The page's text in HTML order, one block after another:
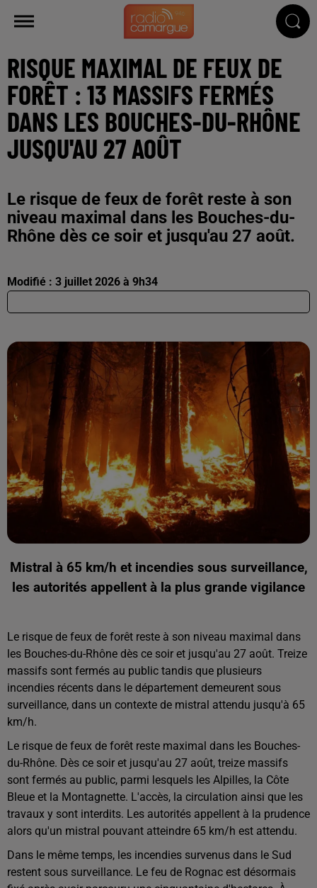
RISQUE MAXIMAL DE FEUX DE
FORÊT : 13 MASSIFS FERMÉS
DANS LES BOUCHES-DU-RHÔNE
JUSQU'AU 27 AOÛT
Le risque de feux de forêt reste à son
niveau maximal dans les Bouches-du-
Rhône dès ce soir et jusqu'au 27 août.
Modifié : 3 juillet 2026 à 9h34
Mistral à 65 km/h et incendies sous surveillance,
les autorités appellent à la plus grande vigilance
Le risque de feux de forêt reste à son niveau maximal dans
les Bouches-du-Rhône dès ce soir et jusqu'au 27 août. Treize
massifs sont fermés au public tandis que plusieurs
incendies récents dans le département demeurent sous
surveillance, dans un contexte de mistral attendu jusqu'à 65
km/h.
Le risque de feux de forêt reste maximal dans les Bouches-
du-Rhône. Dès ce soir et jusqu'au 27 août, treize massifs
sont fermés au public, parmi lesquels les Alpilles, la Côte
Bleue et la Montagnette. L'accès, la circulation ainsi que les
travaux y sont interdits. Les autorités appellent à la prudence
alors qu'un mistral pouvant atteindre 65 km/h est attendu.
Dans le même temps, les incendies survenus dans le Sud
restent sous surveillance. Le feu de Rognac est désormais